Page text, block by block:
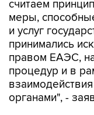
считаем
меры,
и услуг
принимались
правом ЕАЭС,
процедур и в
органами", -